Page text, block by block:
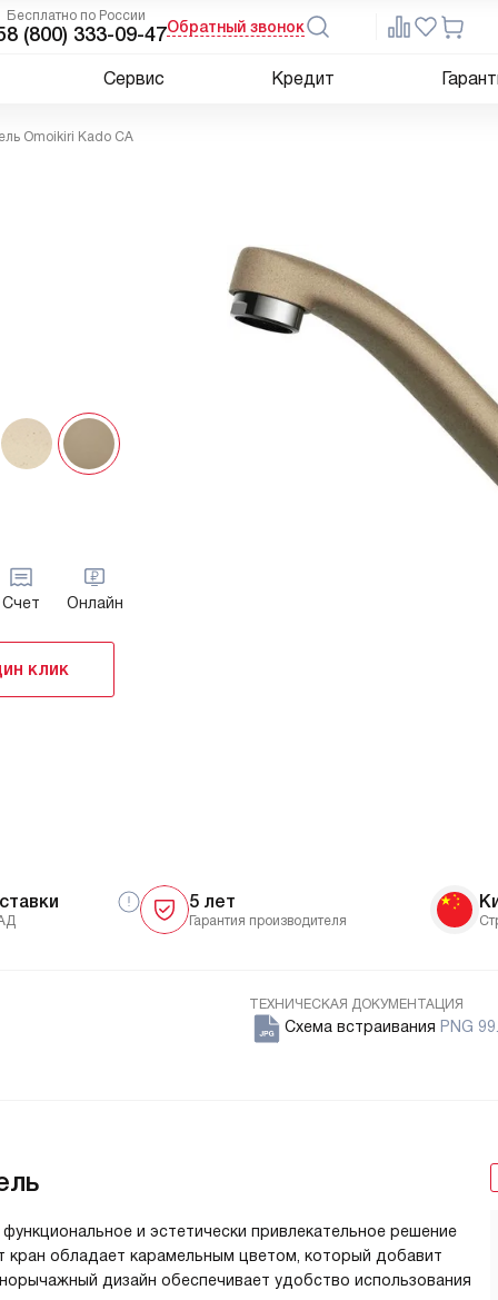
Бесплатно по России
8 (800) 333-09-47Обратный звонок
Сервис Кредит
Omoikiri Kado CA
Счет Онлайн
клик
5 лет
Гарантия производителя
ТЕХНИЧЕСКАЯ ДОКУМЕНТАЦИЯ
Схема встраивания PNG
и эстетически привлекательное решение
кран обладает карамельным цветом, который добавит
дизайн обеспечивает удобство использования